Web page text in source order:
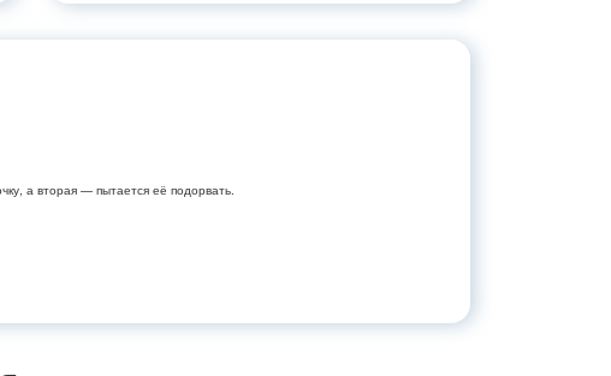
а вторая — пытается её подорвать.